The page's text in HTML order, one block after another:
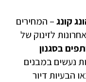
קונג– המחירים
לזינוק של
בסגנון
נעשים במבנים
הבעיות דיור